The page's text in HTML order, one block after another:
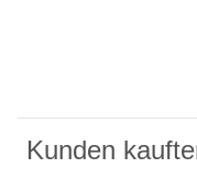
Kunden